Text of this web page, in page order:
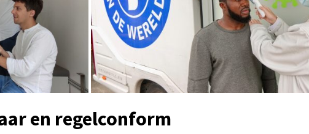
en regelconform